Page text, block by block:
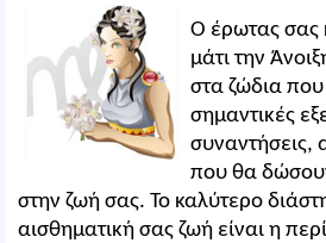
Ο έρωτας σας
μάτι την
στα ζώδια που
σημαντικές
συναντήσεις,
που θα
στην ζωή σας. Το καλύτερο
αισθηματική σας ζωή είναι η